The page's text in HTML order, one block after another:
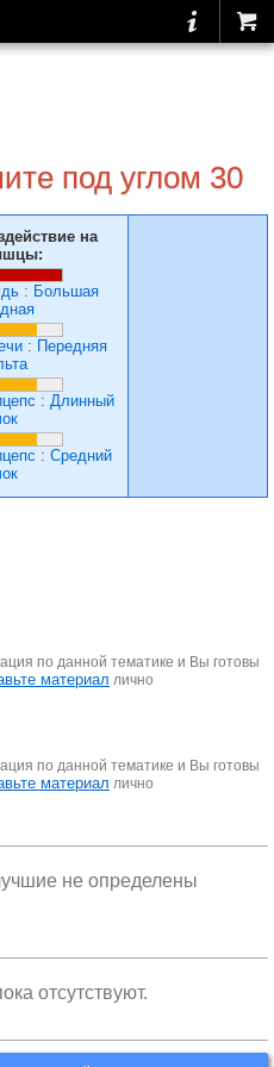
под углом 30
на
: Большая
: Передняя
: Длинный
: Средний
по данной тематике и Вы готовы
материал лично
по данной тематике и Вы готовы
материал лично
не определены
отсутствуют.